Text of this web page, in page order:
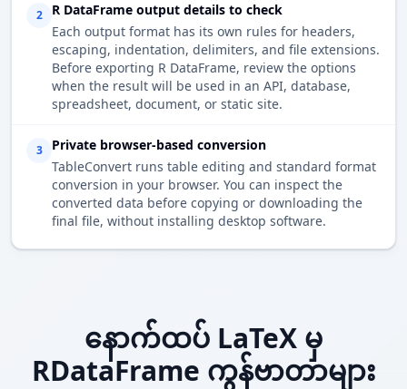
2
R DataFrame output details to check
Each output format has its own rules for headers,
escaping, indentation, delimiters, and file extensions.
Before exporting R DataFrame, review the options
when the result will be used in an API, database,
spreadsheet, document, or static site.
3
Private browser-based conversion
TableConvert runs table editing and standard format
conversion in your browser. You can inspect the
converted data before copying or downloading the
final file, without installing desktop software.
နောက်ထပ် LaTeX မှ
RDataFrame ကွန်ဗာတာများ